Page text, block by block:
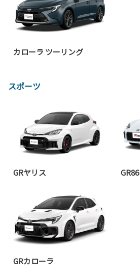
カローラ ツーリング
スポーツ
GRヤリス GR86
GRカローラ